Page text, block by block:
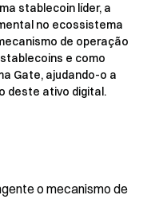
stablecoin líder, a
no ecossistema
de operação
e como
Gate, ajudando-o a
deste ativo digital.
o mecanismo de